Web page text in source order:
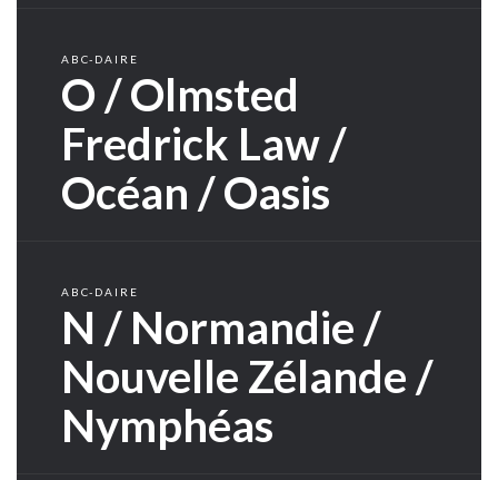
ABC-DAIRE
O / Olmsted
Fredrick Law /
Océan / Oasis
ABC-DAIRE
N / Normandie /
Nouvelle Zélande /
Nymphéas